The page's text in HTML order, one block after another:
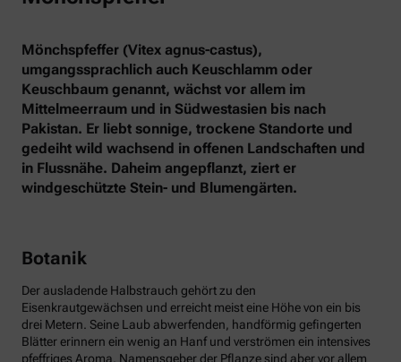
Mönchspfeffer (Vitex agnus-castus),
umgangssprachlich auch Keuschlamm oder
Keuschbaum genannt, wächst vor allem im
Mittelmeerraum und in Südwestasien bis nach
Pakistan. Er liebt sonnige, trockene Standorte und
gedeiht wild wachsend in offenen Landschaften und
in Flussnähe. Daheim angepflanzt, ziert er
windgeschützte Stein- und Blumengärten.
Botanik
Der ausladende Halbstrauch gehört zu den
Eisenkrautgewächsen und erreicht meist eine Höhe von ein bis
drei Metern. Seine Laub abwerfenden, handförmig gefingerten
Blätter erinnern ein wenig an Hanf und verströmen ein intensives
pfeffriges Aroma. Namensgeber der Pflanze sind aber vor allem